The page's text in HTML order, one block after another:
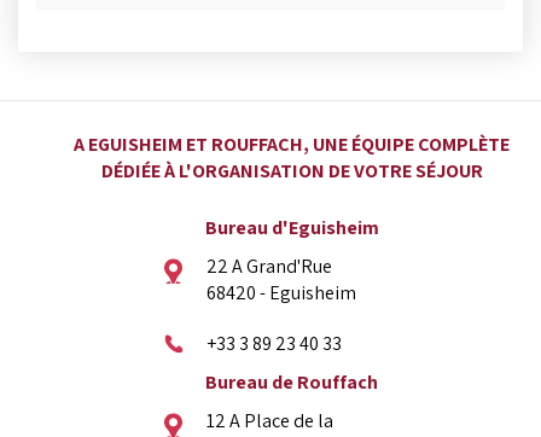
A EGUISHEIM ET ROUFFACH, UNE ÉQUIPE COMPLÈTE
DÉDIÉE À L'ORGANISATION DE VOTRE SÉJOUR
Bureau d'Eguisheim
22 A Grand'Rue
68420 - Eguisheim
+33 3 89 23 40 33
Bureau de Rouffach
12 A Place de la